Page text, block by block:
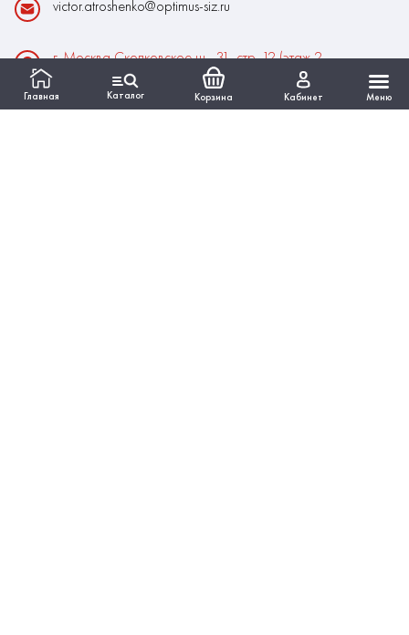
Главная Каталог Корзина Кабинет Меню
victor.atroshenko@optimus-siz.ru
г. Москва Сколковское ш., 31, стр. 12 (этаж 2,
помещение 22)
Время работы: